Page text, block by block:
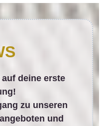
deine erste
zu unseren
und